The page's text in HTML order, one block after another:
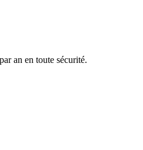
an en toute sécurité.